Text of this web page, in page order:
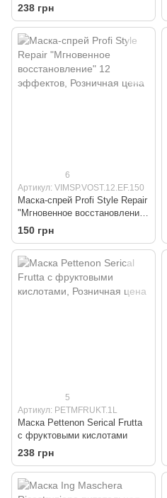
238 грн
6
Артикул: VIMSP.VOST.12.EF.150
Маска-спрей Profi Style Repair
"Мгновенное восстановление"
12 эффектов
150 грн
5
Артикул: PETMFRUKT.1L
Маска Pettenon Serical Frutta
с фруктовыми кислотами
238 грн